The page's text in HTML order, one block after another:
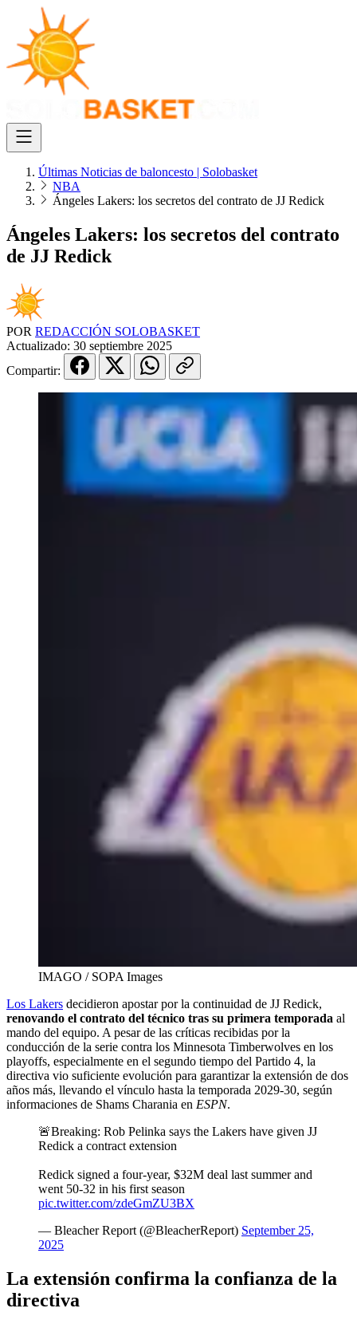
Últimas Noticias de baloncesto | Solobasket
NBA
Ángeles Lakers: los secretos del contrato de JJ Redick
Ángeles Lakers: los secretos del contrato
de JJ Redick
POR REDACCIÓN SOLOBASKET
Actualizado: 30 septiembre 2025
Compartir:
IMAGO / SOPA Images
Los Lakers decidieron apostar por la continuidad de JJ Redick,
renovando el contrato del técnico tras su primera temporada al
mando del equipo. A pesar de las críticas recibidas por la
conducción de la serie contra los Minnesota Timberwolves en los
playoffs, especialmente en el segundo tiempo del Partido 4, la
directiva vio suficiente evolución para garantizar la extensión de dos
años más, llevando el vínculo hasta la temporada 2029-30, según
informaciones de Shams Charania en ESPN.
🚨Breaking: Rob Pelinka says the Lakers have given JJ
Redick a contract extension
Redick signed a four-year, $32M deal last summer and
went 50-32 in his first season
pic.twitter.com/zdeGmZU3BX
— Bleacher Report (@BleacherReport) September 25,
2025
La extensión confirma la confianza de la
directiva